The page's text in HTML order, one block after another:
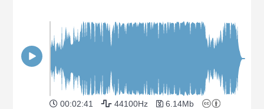
00:02:41 44100Hz 6.14Mb